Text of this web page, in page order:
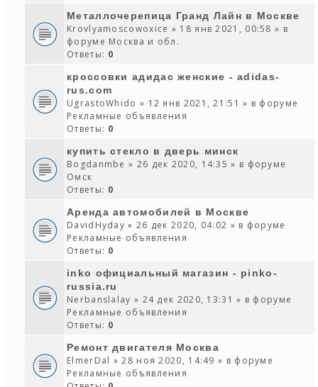
Металлочерепица Гранд Лайн в Москве
Krovlyamoscowoxice » 18 янв 2021, 00:58 » в
форуме Москва и обл.
Ответы: 0
кроссовки адидас женские - adidas-
rus.com
UgrastoWhido » 12 янв 2021, 21:51 » в форуме
Рекламные объявления
Ответы: 0
купить стекло в дверь минск
Bogdanmbe » 26 дек 2020, 14:35 » в форуме
Омск
Ответы: 0
Аренда автомобилей в Москве
DavidHyday » 26 дек 2020, 04:02 » в форуме
Рекламные объявления
Ответы: 0
inko официальный магазин - pinko-
russia.ru
Nerbanslalay » 24 дек 2020, 13:31 » в форуме
Рекламные объявления
Ответы: 0
Ремонт двигателя Москва
ElmerDal » 28 ноя 2020, 14:49 » в форуме
Рекламные объявления